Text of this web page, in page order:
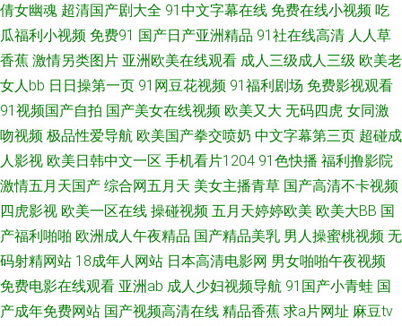
悠悠伊人网 av福利免费 日本www91 91精品导航 国产伊人网 五月天综合福
利网婷婷 97尤物导航 三级黄视频在线 91探花熟女在线播放 欧美一级一级一
级一级 www91色色 日本啊在线免费观看 91猫先生欧美精品 韩国高清有码
午夜蜜桃888 99这里有精品 青草成人在线视频 91狠狠综合链 乱子伦国产精
品www 91国产在线精品免费 久久网站欧美 91精品精品 91色在线 久草五区
影音先锋18AV资源 国产91福利在线 婷婷综合网狼人 www91色色 青娱乐婷
婷五月天亚洲 91久色蝌蚪视频 精品2025精品 91app爱爱 东方AV成人视 日
倩女幽魂 超清国产剧大全 91中文字幕在线 免费在线小视频 吃
瓜福利小视频 免费91 国产日产亚洲精品 91社在线高清 人人草
香蕉 激情另类图片 亚洲欧美在线观看 成人三级成人三级 欧美老
女人bb 日日操第一页 91网豆花视频 91福利剧场 免费影视观看
91视频国产自拍 国产美女在线视频 欧美又大 无码四虎 女同激
吻视频 极品性爱导航 欧美国产拳交喷奶 中文字幕第三页 超碰成
人影视 欧美日韩中文一区 手机看片1204 91色快播 福利撸影院
激情五月天国产 综合网五月天 美女主播青草 国产高清不卡视频
四虎影视 欧美一区在线 操碰视频 五月天婷婷欧美 欧美大BB 国
产福利啪啪 欧洲成人午夜精品 国产精品美乳 男人操蜜桃视频 无
码射精网站 18成年人网站 日本高清电影网 男女啪啪午夜视频
免费电影在线观看 亚洲ab 成人少妇视频导航 91国产小青蛙 国
产成年免费网站 国产视频高清在线 精品香蕉 求a片网址 麻豆tv